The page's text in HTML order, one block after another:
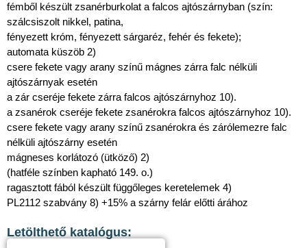
fémből készült zsanérburkolat a falcos ajtószárnyban (szín:
szálcsiszolt nikkel, patina,
fényezett króm, fényezett sárgaréz, fehér és fekete);
automata küszöb 2)
csere fekete vagy arany színű mágnes zárra falc nélküli
ajtószárnyak esetén
a zár cseréje fekete zárra falcos ajtószárnyhoz 10).
a zsanérok cseréje fekete zsanérokra falcos ajtószárnyhoz 10).
csere fekete vagy arany színű zsanérokra és zárólemezre falc
nélküli ajtószárny esetén
mágneses korlátozó (ütköző) 2)
(hatféle színben kapható 149. o.)
ragasztott fából készült függőleges keretelemek 4)
PL2112 szabvány 8) +15% a szárny felár előtti árához
Letölthető katalógus: